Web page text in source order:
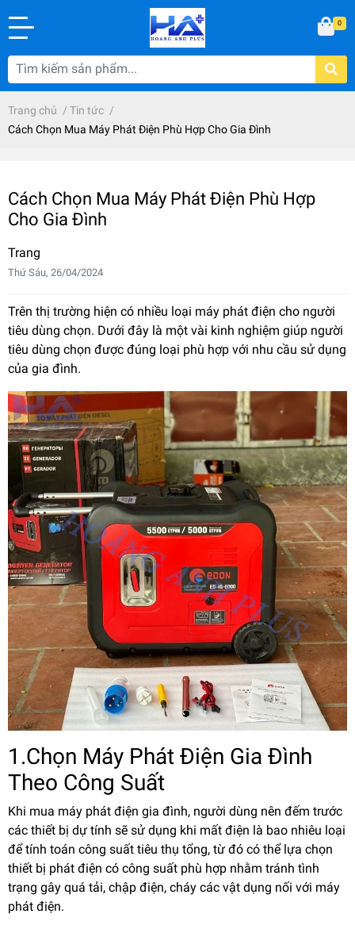
0
Trang chủ / Tin tức /
Cách Chọn Mua Máy Phát Điện Phù Hợp Cho Gia Đình
Cách Chọn Mua Máy Phát Điện Phù Hợp
Cho Gia Đình
Trang
Thứ Sáu, 26/04/2024
Trên thị trường hiện có nhiều loại máy phát điện cho người
tiêu dùng chọn. Dưới đây là một vài kinh nghiệm giúp người
tiêu dùng chọn được đúng loại phù hợp với nhu cầu sử dụng
của gia đình.
1.Chọn Máy Phát Điện Gia Đình
Theo Công Suất
Khi mua máy phát điện gia đình, người dùng nên đếm trước
các thiết bị dự tính sẽ sử dụng khi mất điện là bao nhiêu loại
để tính toán công suất tiêu thụ tổng, từ đó có thể lựa chọn
thiết bị phát điện có công suất phù hợp nhằm tránh tình
trạng gây quá tải, chập điện, cháy các vật dụng nối với máy
phát điện.